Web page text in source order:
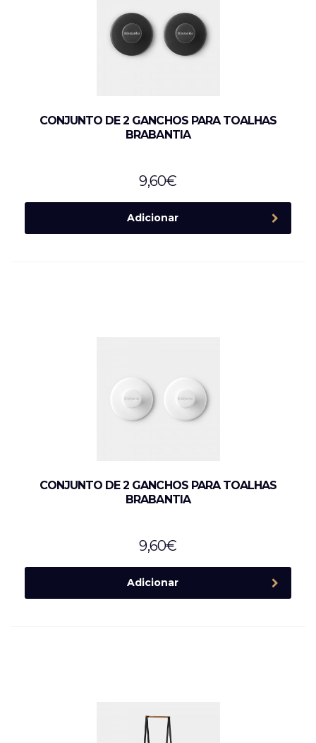
CONJUNTO DE 2 GANCHOS PARA TOALHAS
BRABANTIA
9,60€
Adicionar
CONJUNTO DE 2 GANCHOS PARA TOALHAS
BRABANTIA
9,60€
Adicionar